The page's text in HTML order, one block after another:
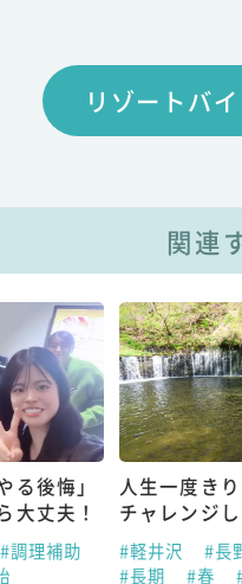
リゾートバ
関連
る後悔」
大丈夫！
#調理補助
人生一度き
チャレンジ
#軽井沢 #長
#長期
#春